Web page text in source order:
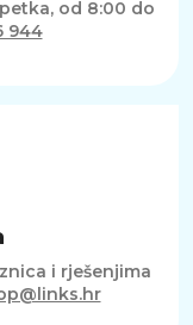
od 8:00 do
944
i rješenjima